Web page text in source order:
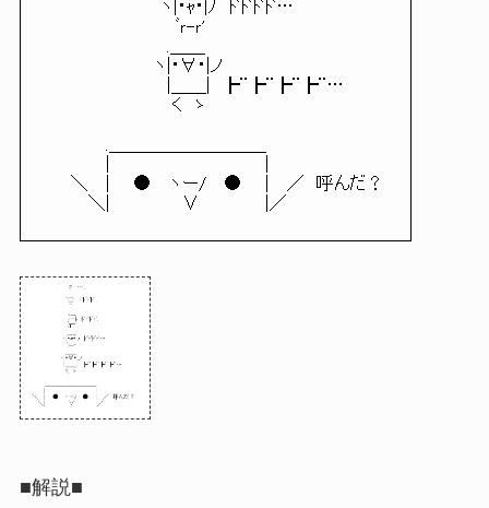
ヽ|・ｬ・|ﾉ　ﾄﾞﾄﾞﾄﾞﾄﾞ…
ﾞｒ-ｒ'
ヽ|・∀・|ノ
|＿＿|　┣¨┣¨┣¨┣¨…
く　ゝ
＼　 |　　● 　ヽー/　 ● 　 |　 ／　呼んだ？
＼|　　　　　　∨　　　　　 |／
■解説■